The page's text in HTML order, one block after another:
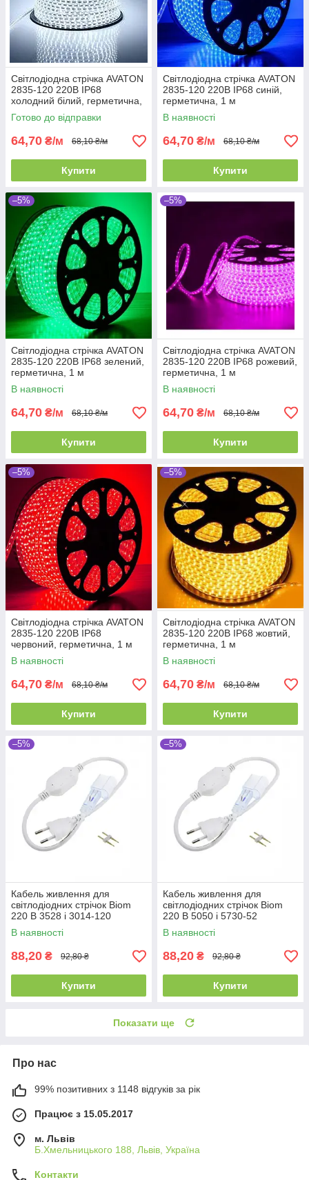
Світлодіодна стрічка AVATON
2835-120 220В IP68
холодний білий, герметична,
1 м
Готово до відправки
64,70 ₴/м 68,10 ₴/м
Купити
Світлодіодна стрічка AVATON
2835-120 220В IP68 синій,
герметична, 1 м
В наявності
64,70 ₴/м 68,10 ₴/м
Купити
–5%
Світлодіодна стрічка AVATON
2835-120 220В IP68 зелений,
герметична, 1 м
В наявності
64,70 ₴/м 68,10 ₴/м
Купити
–5%
Світлодіодна стрічка AVATON
2835-120 220В IP68 рожевий,
герметична, 1 м
В наявності
64,70 ₴/м 68,10 ₴/м
Купити
–5%
Світлодіодна стрічка AVATON
2835-120 220В IP68
червоний, герметична, 1 м
В наявності
64,70 ₴/м 68,10 ₴/м
Купити
–5%
Світлодіодна стрічка AVATON
2835-120 220В IP68 жовтий,
герметична, 1 м
В наявності
64,70 ₴/м 68,10 ₴/м
Купити
–5%
Кабель живлення для
світлодіодних стрічок Biom
220 В 3528 і 3014-120
В наявності
88,20 ₴ 92,80 ₴
Купити
–5%
Кабель живлення для
світлодіодних стрічок Biom
220 В 5050 і 5730-52
В наявності
88,20 ₴ 92,80 ₴
Купити
Показати ще
Про нас
99% позитивних з 1148 відгуків за рік
Працює з 15.05.2017
м. Львів
Б.Хмельницького 188, Львів, Україна
Контакти